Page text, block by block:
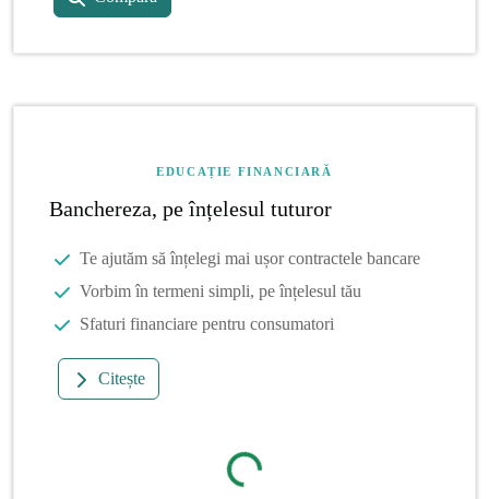
EDUCAȚIE FINANCIARĂ
Banchereza, pe înțelesul tuturor
Te ajutăm să înțelegi mai ușor contractele bancare
Vorbim în termeni simpli, pe înțelesul tău
Sfaturi financiare pentru consumatori
Citește